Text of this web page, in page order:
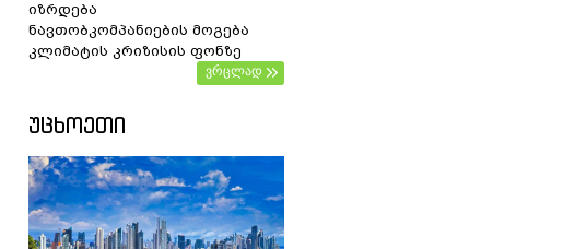
იზრდება
ნავთობკომპანიების მოგება
კლიმატის კრიზისის ფონზე
ვრცლად
ᲣᲪᲮᲝᲔᲗᲘ